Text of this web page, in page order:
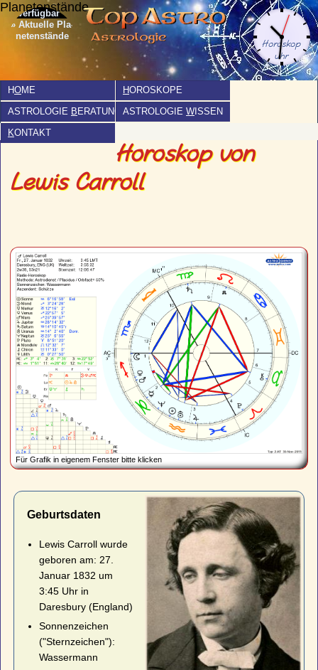
Planetenstände
» Aktuelle Pla­
netenstände
HOME HOROSKOPE
ASTROLOGIE B ERATUNG ASTROLOGIE W ISSEN
KONTAKT
Horoskop von
Lewis Carroll
Für Grafik in eigenem Fenster bitte klicken
Geburtsdaten
Lewis Carroll wurde
geboren am: 27.
Januar 1832 um
3:45 Uhr in
Daresbury (England)
Sonnenzeichen
("Sternzeichen"):
Wassermann